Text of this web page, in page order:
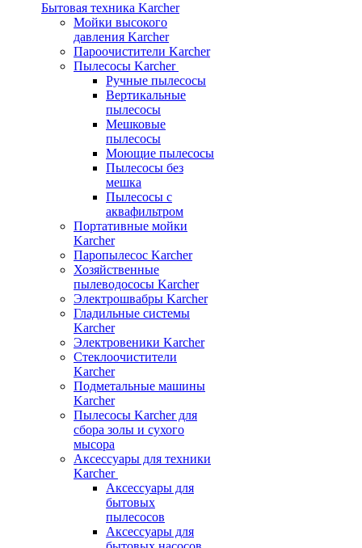
Бытовая техника Karcher
Мойки высокого
давления Karcher
Пароочистители Karcher
Пылесосы Karcher
Ручные пылесосы
Вертикальные
пылесосы
Мешковые
пылесосы
Моющие пылесосы
Пылесосы без
мешка
Пылесосы с
аквафильтром
Портативные мойки
Karcher
Паропылесос Karcher
Хозяйственные
пылеводососы Karcher
Электрошвабры Karcher
Гладильные системы
Karcher
Электровеники Karcher
Стеклоочистители
Karcher
Подметальные машины
Karcher
Пылесосы Karcher для
сбора золы и сухого
мысора
Аксессуары для техники
Karcher
Аксессуары для
бытовых
пылесосов
Аксессуары для